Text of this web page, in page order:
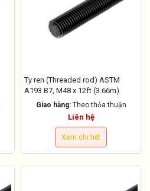
Ty ren (Threaded rod) ASTM
A193 B7, M48 x 12ft (3.66m)
Giao hàng: Theo thỏa thuận
Liên hệ
Xem chi tiết